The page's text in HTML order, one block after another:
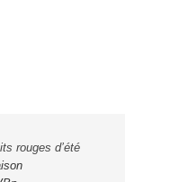
rouges d’été